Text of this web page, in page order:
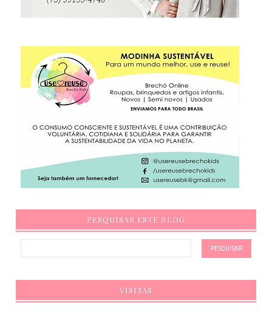
PESQUISAR ESTE BLOG
VISITAS